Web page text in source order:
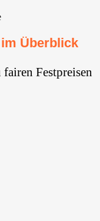
Überblick
Festpreisen